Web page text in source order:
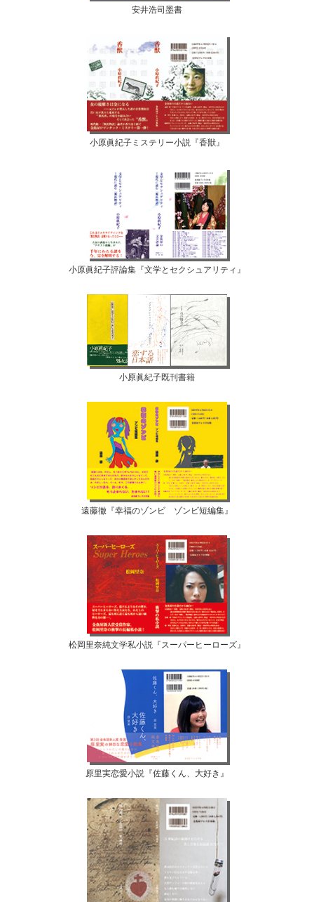
安井浩司墨書
小原眞紀子ミステリー小説『香獣』
小原眞紀子評論集『文学とセクシュアリティ』
小原眞紀子既刊書籍
遠藤徹『幸福のゾンビ ゾンビ短編集』
松岡里奈純文学私小説『スーパーヒーローズ』
原里実恋愛小説『佐藤くん、大好き』